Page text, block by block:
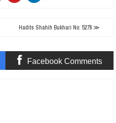
Hadits Shahih Bukhari No: 5276 ≫
Facebook Comments